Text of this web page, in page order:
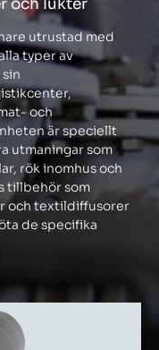
och lukter
utrustad med
typer av
och
är speciellt
utmaningar som
rök inomhus och
tillbehör som
och textildiffusorer
de specifika